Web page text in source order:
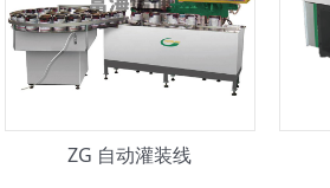
ZG 自动灌装线